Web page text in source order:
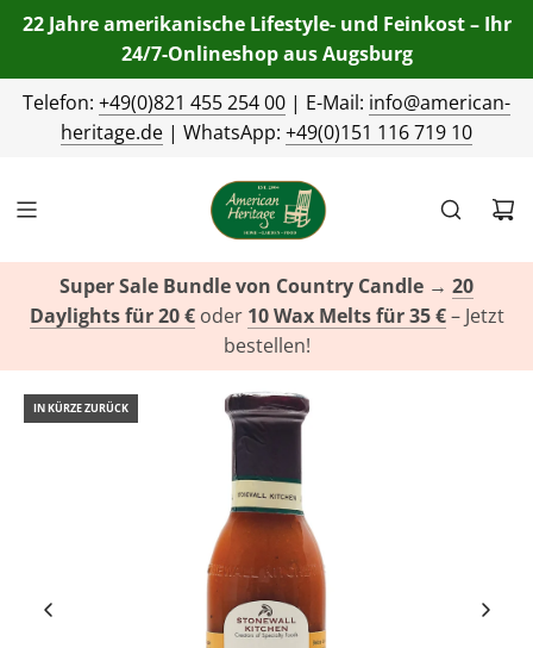
22 Jahre amerikanische Lifestyle- und Feinkost – Ihr
24/7-Onlineshop aus Augsburg
Telefon: +49(0)821 455 254 00 | E-Mail: info@american-
heritage.de | WhatsApp: +49(0)151 116 719 10
Super Sale Bundle von Country Candle → 20
Daylights für 20 €oder 10 Wax Melts für 35 €– Jetzt
bestellen!
IN KÜRZE ZURÜCK